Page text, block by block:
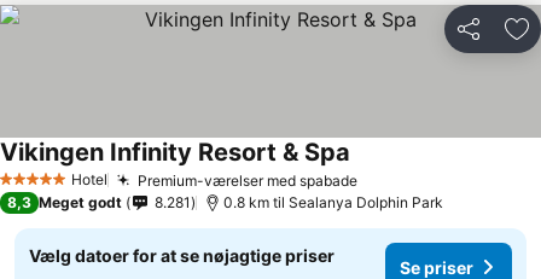
Del
5 Stjerner Hotel Premium-værelser med spabade
Vikingen Infinity Resort & Spa
8,3 Meget godt 8.281 0.8 km til Sealanya Dolphin Park
Vælg datoer for at se nøjagtige priser
Se priser